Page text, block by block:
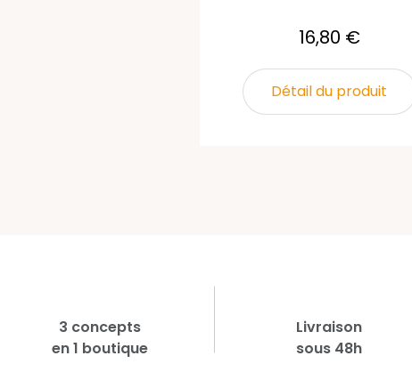
16,80 €
Détail du produit
3 concepts
en 1 boutique
Livraison
sous 48h